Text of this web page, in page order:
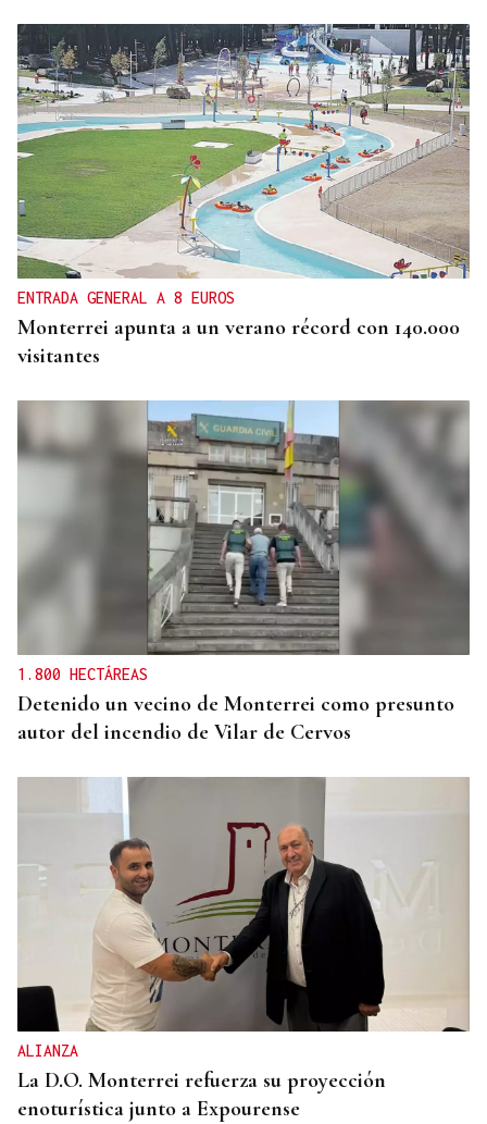
ENTRADA GENERAL A 8 EUROS
Monterrei apunta a un verano récord con 140.000
visitantes
1.800 HECTÁREAS
Detenido un vecino de Monterrei como presunto
autor del incendio de Vilar de Cervos
ALIANZA
La D.O. Monterrei refuerza su proyección
enoturística junto a Expourense